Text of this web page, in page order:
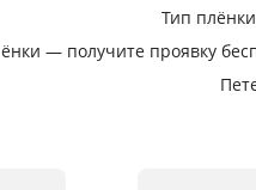
Тип
— получите проявку